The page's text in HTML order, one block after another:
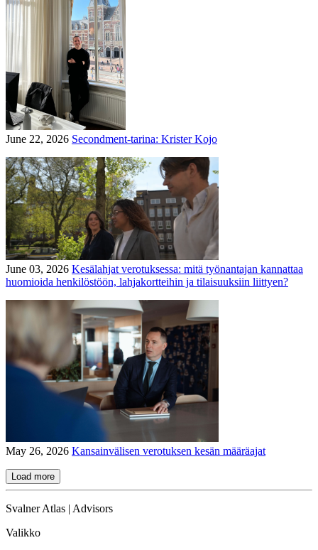
June 22, 2026 Secondment-tarina: Krister Kojo
June 03, 2026 Kesälahjat verotuksessa: mitä työnantajan kannattaa
huomioida henkilöstöön, lahjakortteihin ja tilaisuuksiin liittyen?
May 26, 2026 Kansainvälisen verotuksen kesän määräajat
Load more
Svalner Atlas | Advisors
Valikko